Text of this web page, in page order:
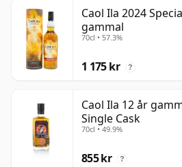
Caol Ila 2024
gammal
70cl • 57.3%
1 175 kr ?
Caol Ila 12 år
Single Cask
70cl • 49.9%
855 kr ?